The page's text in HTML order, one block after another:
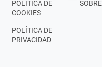
POLÍTICA DE
COOKIES
POLÍTICA DE
PRIVACIDAD